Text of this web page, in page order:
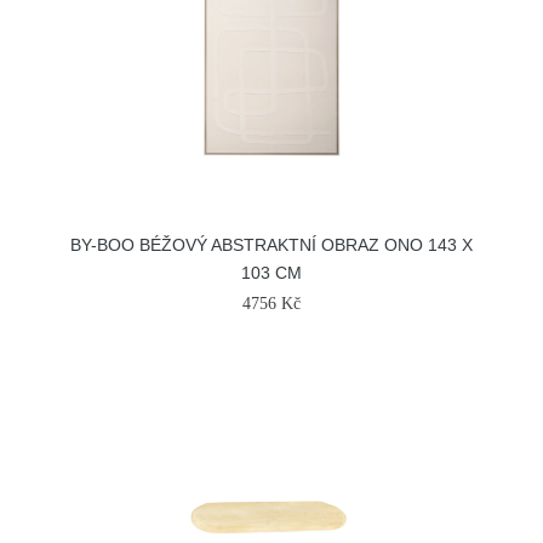
BY-BOO BÉŽOVÝ ABSTRAKTNÍ OBRAZ ONO 143 X
103 CM
4756 Kč